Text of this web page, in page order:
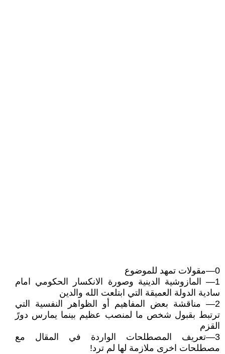
0—مقولات تمهد للموضوع
1— المازوشية الدينية وصورة الانكسار الحكومي امام
سادية الدولة العميقة التي ابتلعت الله والدين
2— مناقشة بعض المفاهيم أو الظواهر النفسية التي
ترتبط بقبول شخص ما لمنصب عظيم بينما يمارس دورً
القزم
3—تعريف المصطلحات الواردة في المقال مع
مصطلحات اخرى ملازمة لها لم ترد!